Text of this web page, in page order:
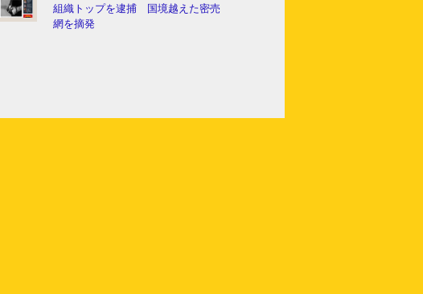
組織トップを逮捕 国境越えた密売
網を摘発